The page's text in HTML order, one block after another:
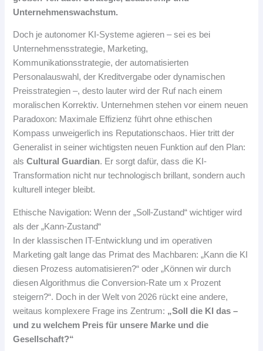
Unternehmenswachstum.
Doch je autonomer KI-Systeme agieren – sei es bei
Unternehmensstrategie, Marketing,
Kommunikationsstrategie, der automatisierten
Personalauswahl, der Kreditvergabe oder dynamischen
Preisstrategien –, desto lauter wird der Ruf nach einem
moralischen Korrektiv. Unternehmen stehen vor einem neuen
Paradoxon: Maximale Effizienz führt ohne ethischen
Kompass unweigerlich ins Reputationschaos. Hier tritt der
Generalist in seiner wichtigsten neuen Funktion auf den Plan:
alsCultural Guardian. Er sorgt dafür, dass die KI-
Transformation nicht nur technologisch brillant, sondern auch
kulturell integer bleibt.
Ethische Navigation: Wenn der „Soll-Zustand“ wichtiger wird
als der „Kann-Zustand“
In der klassischen IT-Entwicklung und im operativen
Marketing galt lange das Primat des Machbaren: „Kann die KI
diesen Prozess automatisieren?“ oder „Können wir durch
diesen Algorithmus die Conversion-Rate um x Prozent
steigern?“. Doch in der Welt von 2026 rückt eine andere,
weitaus komplexere Frage ins Zentrum: „Soll die KI das –
und zu welchem Preis für unsere Marke und die
Gesellschaft?“